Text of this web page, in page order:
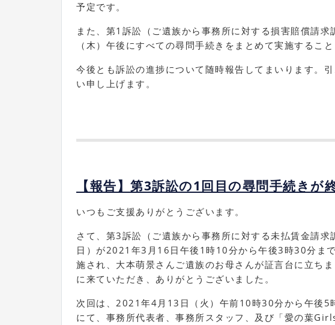
予定です。
また、第1訴訟（ご遺族から事務所に対する損害賠償請
（木）午後にすべての尋問手続きをまとめて実施すること
今後とも訴訟の進捗について随時報告してまいります。
い申し上げます。
【報告】第3訴訟の1回目の尋問手続きが
いつもご支援ありがとうございます。
さて、第3訴訟（ご遺族から事務所に対する未払賃金請求
日）が2021年3月16日午後1時10分から午後3時30分ま
施され、大本萌景さんご遺族のお母さんが証言台に立ち
に来ていただき、ありがとうございました。
次回は、2021年4月13日（火）午前10時30分から午後5
にて、事務所代表者、事務所スタッフ、及び「愛の葉